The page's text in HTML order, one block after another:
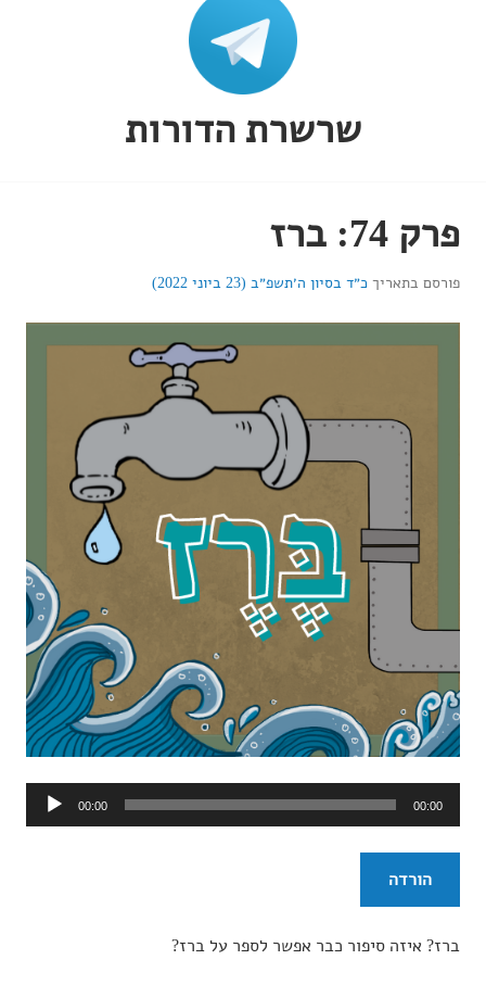
שרשרת הדורות
פרק 74: ברז
פורסם בתאריך כ״ד בסיון ה׳תשפ״ב (23 ביוני 2022)
אודיו
00:00 00:00
הורדה
ברז? איזה סיפור כבר אפשר לספר על ברז?